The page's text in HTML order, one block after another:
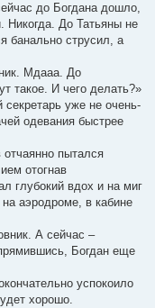
до Богдана дошло,
Никогда. До Татьяны не
банально струсил, а
Мдааа. До
такое. И чего делать?»
уже не очень-
одевания быстрее
пытался
отогнав
глубокий вдох и на миг
аэродроме, в кабине
А сейчас –
Богдан еще
успокоило
хорошо.